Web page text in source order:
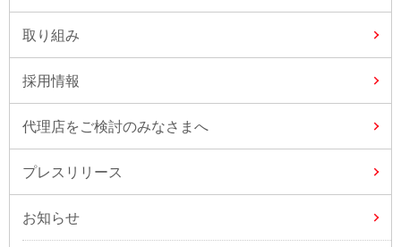
取り組み
採用情報
代理店をご検討のみなさまへ
プレスリリース
お知らせ